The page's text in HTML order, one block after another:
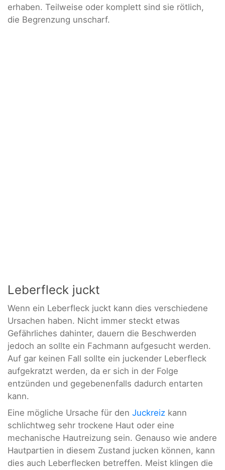
erhaben. Teilweise oder komplett sind sie rötlich,
die Begrenzung unscharf.
Leberfleck juckt
Wenn ein Leberfleck juckt kann dies verschiedene
Ursachen haben. Nicht immer steckt etwas
Gefährliches dahinter, dauern die Beschwerden
jedoch an sollte ein Fachmann aufgesucht werden.
Auf gar keinen Fall sollte ein juckender Leberfleck
aufgekratzt werden, da er sich in der Folge
entzünden und gegebenenfalls dadurch entarten
kann.
Eine mögliche Ursache für den Juckreiz kann
schlichtweg sehr trockene Haut oder eine
mechanische Hautreizung sein. Genauso wie andere
Hautpartien in diesem Zustand jucken können, kann
dies auch Leberflecken betreffen. Meist klingen die